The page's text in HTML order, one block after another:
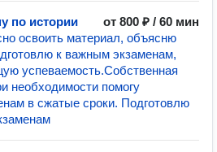
по истории
от 800 ₽ / 60 мин
освоить материал, объясню
к важным экзаменам,
успеваемость.Собственная
необходимости помогу
в сжатые сроки. Подготовлю